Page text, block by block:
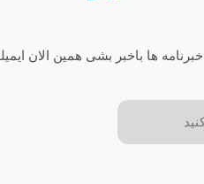
ها باخبر بشی همین الان